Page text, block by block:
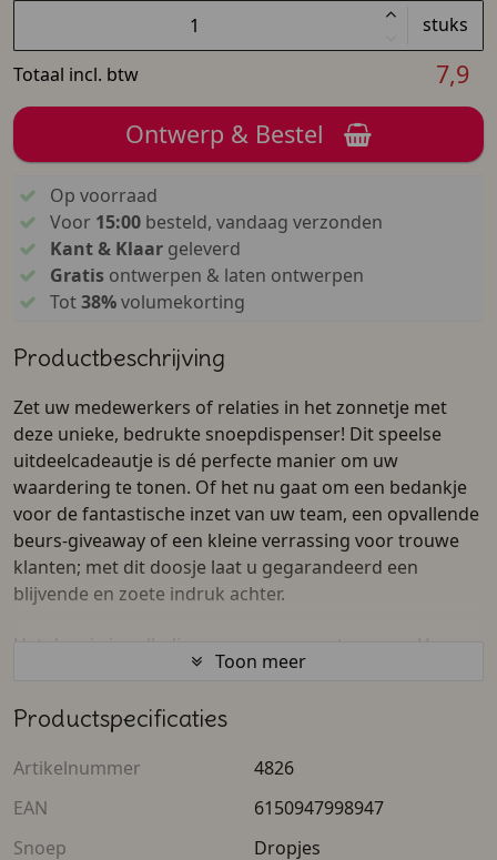
stuks
Totaal incl. btw
7,9
Ontwerp & Bestel
Op voorraad
Voor 15:00besteld, vandaag verzonden
Kant & Klaargeleverd
Gratisontwerpen & laten ontwerpen
Tot38%volumekorting
Productbeschrijving
Zet uw medewerkers of relaties in het zonnetje met
deze unieke, bedrukte snoepdispenser! Dit speelse
uitdeelcadeautje is dé perfecte manier om uw
waardering te tonen. Of het nu gaat om een bedankje
voor de fantastische inzet van uw team, een opvallende
beurs-giveaway of een kleine verrassing voor trouwe
klanten; met dit doosje laat u gegarandeerd een
blijvende en zoete indruk achter.
Het doosje is volledig naar wens vorm te geven. Voeg
eenvoudig uw eigen bedrijfslogo, een welgemeende
ontwerp. Maak het geschenk helemaal af door de
zoals de vrolijke hartjes. U kunt de kleur van het
snoepgoed zelfs afstemmen op de kleuren van uw
Toon meer
Productspecificaties
Artikelnummer
4826
EAN
6150947998947
Snoep
Dropjes